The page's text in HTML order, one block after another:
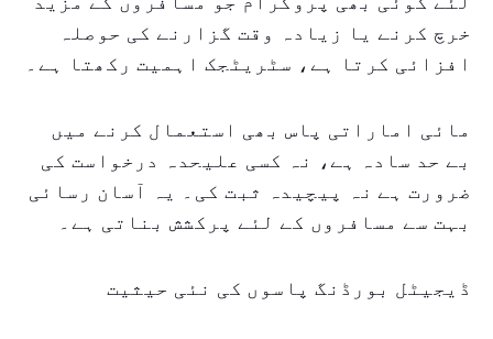
خرچ کرنے یا زیادہ وقت گزارنے کی حوصلہ
افزائی کرتا ہے، سٹریٹجک اہمیت رکھتا ہے۔
مائی اماراتی پاس بھی استعمال کرنے میں
بے حد سادہ ہے، نہ کسی علیحدہ درخواست کی
ضرورت ہے نہ پیچیدہ ثبت کی۔ یہ آسان رسائی
بہت سے مسافروں کے لئے پرکشش بناتی ہے۔
ڈیجیٹل بورڈنگ پاسوں کی نئی حیثیت